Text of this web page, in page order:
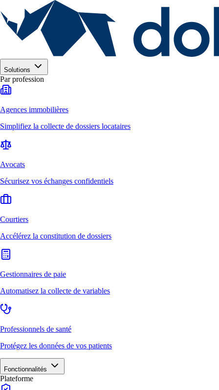
Solutions
Par profession
Agences immobilières
Simplifiez la collecte de dossiers locataires
Avocats
Sécurisez vos échanges confidentiels
Courtiers
Accélérez la constitution de dossiers
Gestionnaires de paie
Automatisez la collecte de variables
Professionnels de santé
Protégez les données de vos patients
Fonctionnalités
Plateforme